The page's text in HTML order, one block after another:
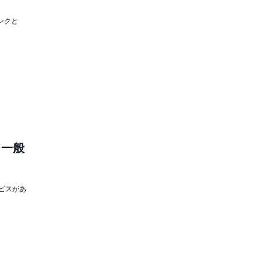
クと
般
スがあ